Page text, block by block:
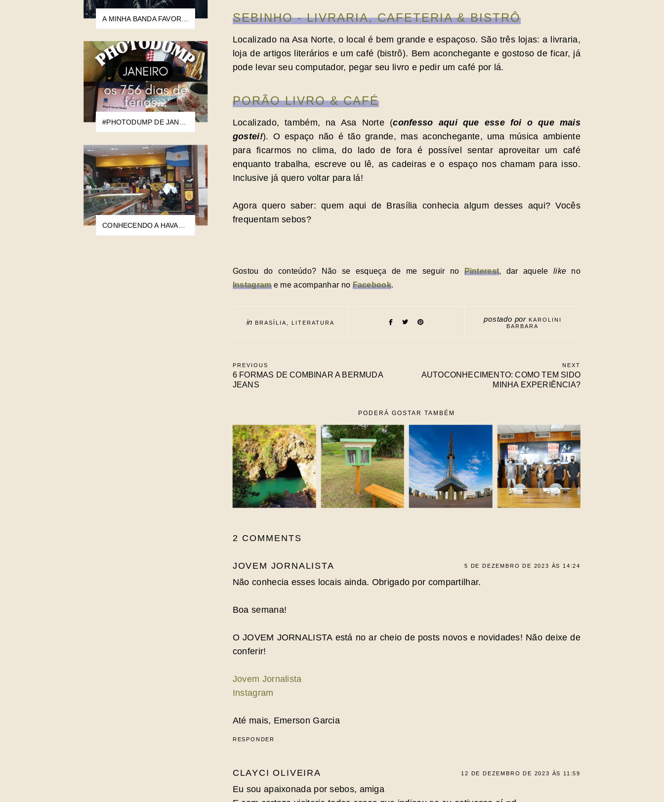
SEBINHO - LIVRARIA, CAFETERIA & BISTRÔ
Localizado na Asa Norte, o local é bem grande e espaçoso. São três lojas: a livraria,
loja de artigos literários e um café (bistrô). Bem aconchegante e gostoso de ficar, já
pode levar seu computador, pegar seu livro e pedir um café por lá.
PORÃO LIVRO & CAFÉ
Localizado, também, na Asa Norte (confesso aqui que esse foi o que mais
gostei!). O espaço não é tão grande, mas aconchegante, uma música ambiente
para ficarmos no clima, do lado de fora é possível sentar aproveitar um café
enquanto trabalha, escreve ou lê, as cadeiras e o espaço nos chamam para isso.
Inclusive já quero voltar para lá!
Agora quero saber: quem aqui de Brasília conhecia algum desses aqui? Vocês
frequentam sebos?
Gostou do conteúdo? Não se esqueça de me seguir no Pinterest, dar aquele like no
Instagram e me acompanhar no Facebook.
in BRASÍLIA LITERATURA postado por KAROLINI
BARBARA
PREVIOUS
6 FORMAS DE COMBINAR A BERMUDA
JEANS
NEXT
AUTOCONHECIMENTO: COMO TEM SIDO
MINHA EXPERIÊNCIA?
PODERÁ GOSTAR TAMBÉM
2 COMMENTS
JOVEM JORNALISTA 5 DE DEZEMBRO DE 2023 ÀS 14:24
Não conhecia esses locais ainda. Obrigado por compartilhar.
Boa semana!
O JOVEM JORNALISTA está no ar cheio de posts novos e novidades! Não deixe de
conferir!
Jovem Jornalista
Instagram
Até mais, Emerson Garcia
RESPONDER
CLAYCI OLIVEIRA 12 DE DEZEMBRO DE 2023 ÀS 11:59
Eu sou apaixonada por sebos, amiga
CONHECENDO A HAVANNA CAFETERIA ESPECIALISTA NO DULCE DE LECHE